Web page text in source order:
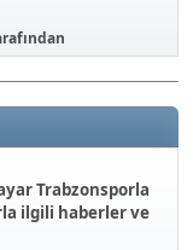
Trabzonsporla
ilgili haberler ve